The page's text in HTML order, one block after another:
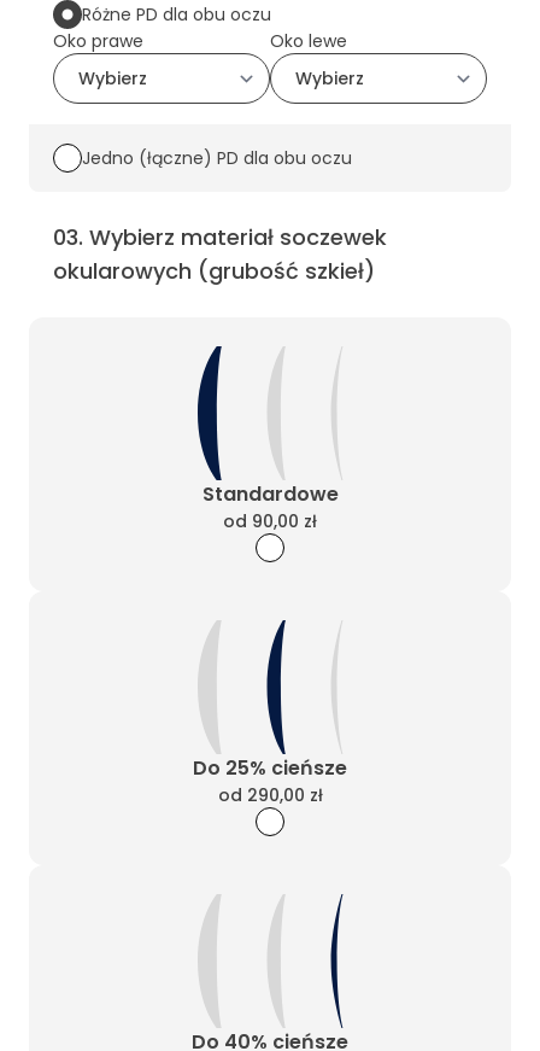
Różne PD dla obu oczu
Oko prawe
Oko lewe
Jedno (łączne) PD dla obu oczu
03. Wybierz materiał soczewek
okularowych (grubość szkieł)
Standardowe
od 90,00 zł
Do 25% cieńsze
od 290,00 zł
Do 40% cieńsze